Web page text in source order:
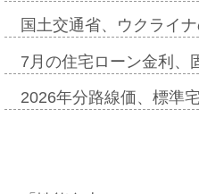
国土交通省、ウクライ
7月の住宅ローン金利
2026年分路線価、標準